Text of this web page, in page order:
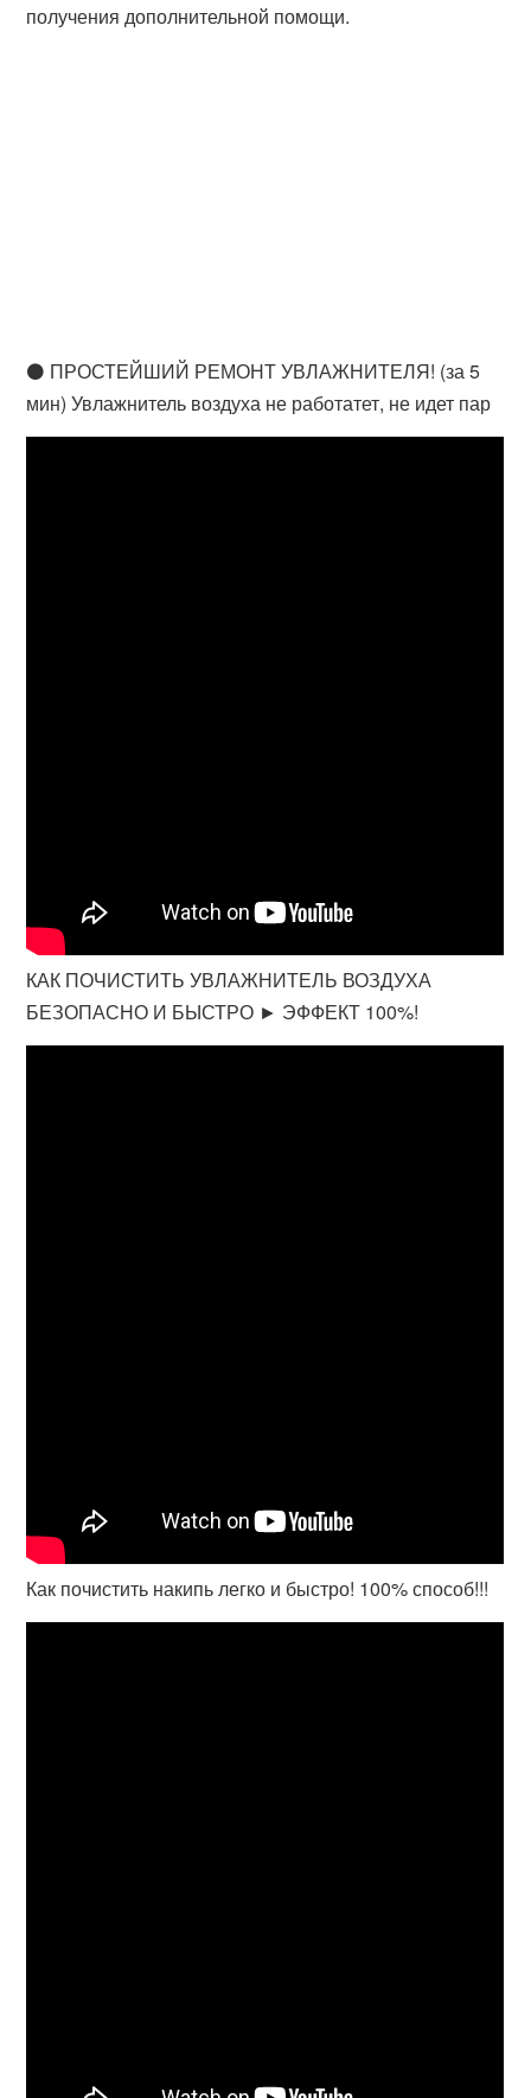
получения дополнительной помощи.
⚫ ПРОСТЕЙШИЙ РЕМОНТ УВЛАЖНИТЕЛЯ! (за 5
мин) Увлажнитель воздуха не работатет, не идет пар
КАК ПОЧИСТИТЬ УВЛАЖНИТЕЛЬ ВОЗДУХА
БЕЗОПАСНО И БЫСТРО ► ЭФФЕКТ 100%!
Как почистить накипь легко и быстро! 100% способ!!!